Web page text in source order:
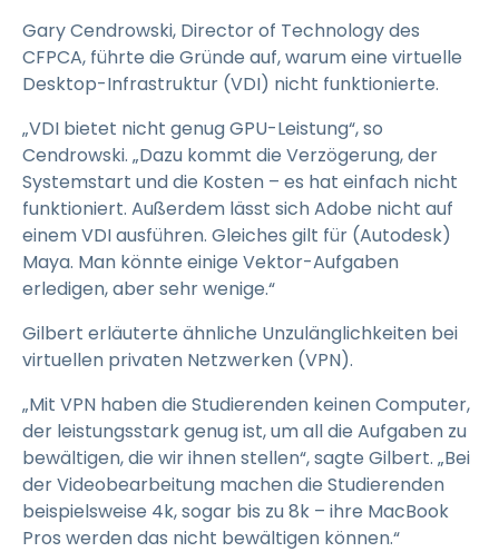
Gary Cendrowski, Director of Technology des
CFPCA, führte die Gründe auf, warum eine virtuelle
Desktop-Infrastruktur (VDI) nicht funktionierte.
„VDI bietet nicht genug GPU-Leistung“, so
Cendrowski. „Dazu kommt die Verzögerung, der
Systemstart und die Kosten – es hat einfach nicht
funktioniert. Außerdem lässt sich Adobe nicht auf
einem VDI ausführen. Gleiches gilt für (Autodesk)
Maya. Man könnte einige Vektor-Aufgaben
erledigen, aber sehr wenige.“
Gilbert erläuterte ähnliche Unzulänglichkeiten bei
virtuellen privaten Netzwerken (VPN).
„Mit VPN haben die Studierenden keinen Computer,
der leistungsstark genug ist, um all die Aufgaben zu
bewältigen, die wir ihnen stellen“, sagte Gilbert. „Bei
der Videobearbeitung machen die Studierenden
beispielsweise 4k, sogar bis zu 8k – ihre MacBook
Pros werden das nicht bewältigen können.“